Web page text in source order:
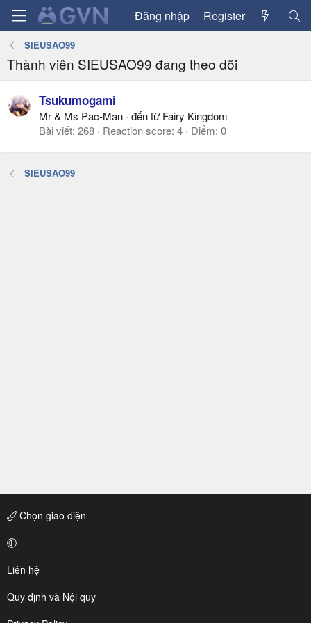
Đăng nhập Register
SIEUSAO99
Thành viên SIEUSAO99 đang theo dõi
Tsukumogami
Mr & Ms Pac-Man · đến từ Fairy Kingdom
Bài viết 268 Reaction score 4 Điểm 0
SIEUSAO99
Chọn giao diện
Liên hệ
Quy định và Nội quy